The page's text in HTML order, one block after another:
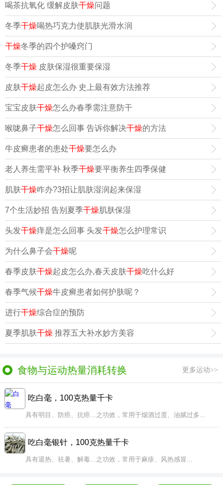
喝茶抗氧化 缓解皮肤干燥问题
冬季干燥喝热巧克力使肌肤光滑水润
干燥冬季的四个护嗓窍门
冬季干燥 皮肤保湿很重要保湿
皮肤干燥起皮怎么办 史上最有效方法推荐
宝宝皮肤干燥怎么办春季需注意防干
喉咙鼻子干燥怎么回事 告诉你解决干燥的方法
牛皮癣患者的患处干燥要怎么办
老人养生需平补 秋季干燥要平衡养生四季保健
肌肤干燥咋办?3招让肌肤湿润起来保湿
7个生活妙招 告别夏季干燥 肌肤保湿
头发干燥痒是怎么回事 头发干燥怎么护理常识
为什么鼻子会干燥呢
春季皮肤干燥起皮怎么办,春天皮肤干燥吃什么好
春季气候干燥牛皮癣患者如何护肤呢？
进行干燥综合症的预防
夏季肌肤干燥 推荐五大补水妙方美容
食物与运动热量消耗转换 更多运动>>
吃白毫，100克热量千卡
具有明目、防癌、抗癌...之功效，常用于烟酒过度、油腻过多...
吃白毫银针，100克热量千卡
具有退热、祛暑、解毒...之功效，常用于麻疹、风热感冒...